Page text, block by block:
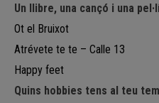
Un llibre, una cançó i una
Ot el Bruixot
Atrévete te te – Calle 13
Happy feet
Quins hobbies tens al teu